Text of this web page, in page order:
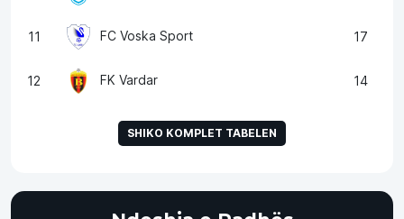
11 FC Voska Sport 17
12 FK Vardar 14
SHIKO KOMPLET TABELEN